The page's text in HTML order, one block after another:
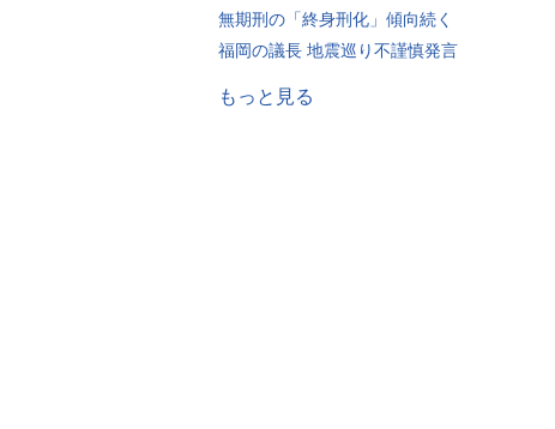
無期刑の「終身刑化」傾向続く
福岡の議長 地震巡り不謹慎発言
もっと見る